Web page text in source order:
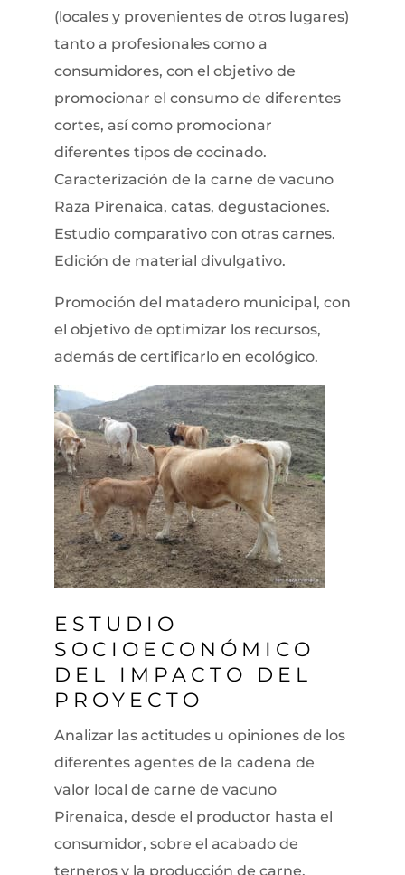
(locales y provenientes de otros lugares)
tanto a profesionales como a
consumidores, con el objetivo de
promocionar el consumo de diferentes
cortes, así como promocionar
diferentes tipos de cocinado.
Caracterización de la carne de vacuno
Raza Pirenaica, catas, degustaciones.
Estudio comparativo con otras carnes.
Edición de material divulgativo.
Promoción del matadero municipal, con
el objetivo de optimizar los recursos,
además de certificarlo en ecológico.
ESTUDIO
SOCIOECONÓMICO
DEL IMPACTO DEL
PROYECTO
Analizar las actitudes u opiniones de los
diferentes agentes de la cadena de
valor local de carne de vacuno
Pirenaica, desde el productor hasta el
consumidor, sobre el acabado de
terneros y la producción de carne.